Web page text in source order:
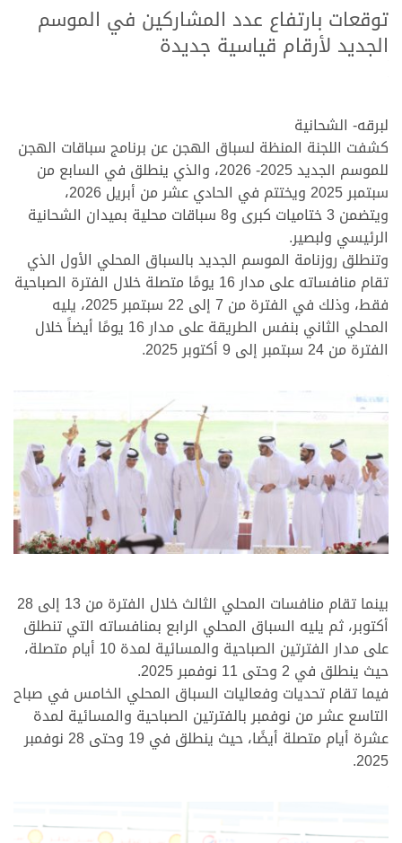
توقعات بارتفاع عدد المشاركين في الموسم
الجديد لأرقام قياسية جديدة
لبرقه- الشحانية
كشفت اللجنة المنظة لسباق الهجن عن برنامج سباقات الهجن
للموسم الجديد 2025- 2026، والذي ينطلق في السابع من
سبتمبر 2025 ويختتم في الحادي عشر من أبريل 2026،
ويتضمن 3 ختاميات كبرى و8 سباقات محلية بميدان الشحانية
الرئيسي ولبصير.
وتنطلق روزنامة الموسم الجديد بالسباق المحلي الأول الذي
تقام منافساته على مدار 16 يومًا متصلة خلال الفترة الصباحية
فقط، وذلك في الفترة من 7 إلى 22 سبتمبر 2025، يليه
المحلي الثاني بنفس الطريقة على مدار 16 يومًا أيضاً خلال
الفترة من 24 سبتمبر إلى 9 أكتوبر 2025.
.
بينما تقام منافسات المحلي الثالث خلال الفترة من 13 إلى 28
أكتوبر، ثم يليه السباق المحلي الرابع بمنافساته التي تنطلق
على مدار الفترتين الصباحية والمسائية لمدة 10 أيام متصلة،
حيث ينطلق في 2 وحتى 11 نوفمبر 2025.
فيما تقام تحديات وفعاليات السباق المحلي الخامس في صباح
التاسع عشر من نوفمبر بالفترتين الصباحية والمسائية لمدة
عشرة أيام متصلة أيضًا، حيث ينطلق في 19 وحتى 28 نوفمبر
2025.